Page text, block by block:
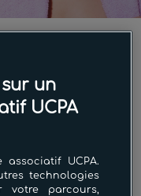
!
tes
au sport ?
un
UCPA
UCPA.
technologies
votre parcours,